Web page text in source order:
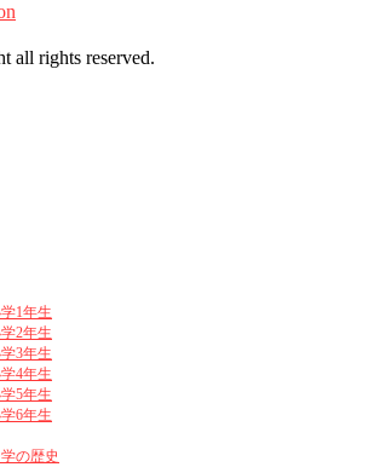
all rights reserved.
1年生
2年生
3年生
4年生
5年生
6年生
の歴史